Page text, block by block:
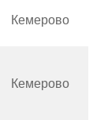
Кемерово
Кемерово